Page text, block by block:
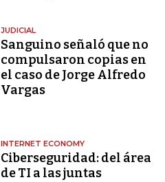
JUDICIAL
Sanguino señaló que no
compulsaron copias en
el caso de Jorge Alfredo
Vargas
INTERNET ECONOMY
Ciberseguridad: del área
de TI a las juntas